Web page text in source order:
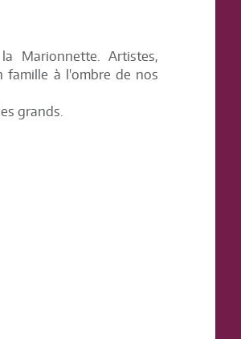
Marionnette. Artistes,
famille à l'ombre de nos
grands.